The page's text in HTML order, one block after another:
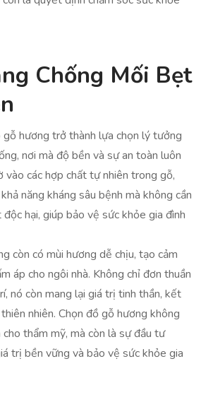
Chống Mối Bẹt
hương trở thành lựa chọn lý tưởng
nơi mà độ bền và sự an toàn luôn
vào các hợp chất tự nhiên trong gỗ,
năng kháng sâu bệnh mà không cần
hại, giúp bảo vệ sức khỏe gia đình
còn có mùi hương dễ chịu, tạo cảm
áp cho ngôi nhà. Không chỉ đơn thuần
nó còn mang lại giá trị tinh thần, kết
nhiên. Chọn đồ gỗ hương không
thẩm mỹ, mà còn là sự đầu tư
trị bền vững và bảo vệ sức khỏe gia